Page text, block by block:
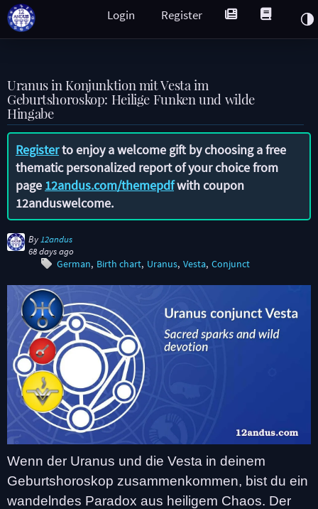
Register
Login
Uranus in Konjunktion mit Vesta im
Geburtshoroskop: Heilige Funken und wilde
Hingabe
Registerto enjoy a welcome gift by choosing a free
thematic personalized report of your choice from
page 12andus.com/themepdfwith coupon
12anduswelcome.
By 12andus
68 days ago
German Birth chart Uranus Vesta Conjunct
Wenn der Uranus und die Vesta in deinem
Geburtshoroskop zusammenkommen, bist du ein
wandelndes Paradox aus heiligem Chaos. Der